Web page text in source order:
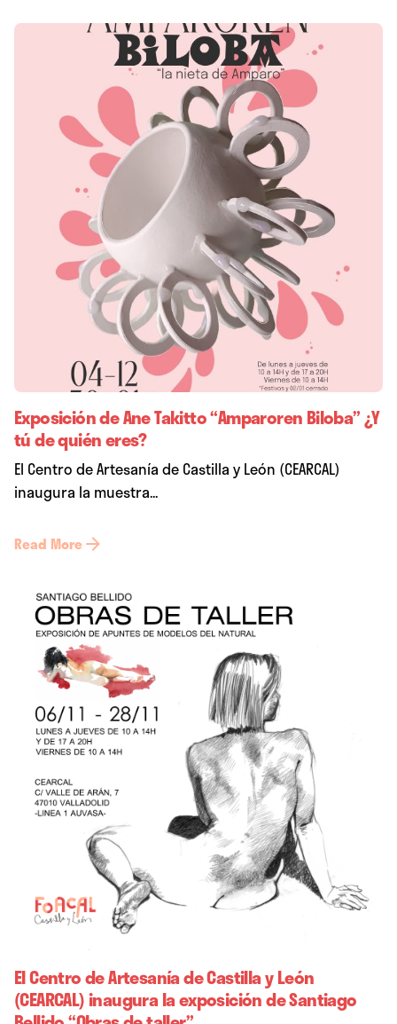
Exposición de Ane Takitto “Amparoren Biloba” ¿Y
tú de quién eres?
El Centro de Artesanía de Castilla y León (CEARCAL)
inaugura la muestra...
Read More
El Centro de Artesanía de Castilla y León
(CEARCAL) inaugura la exposición de Santiago